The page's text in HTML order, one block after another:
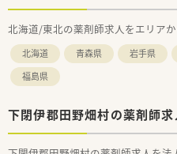
北海道/東北の薬剤師求人をエリアか
北海道 青森県 岩手県
福島県
下閉伊郡田野畑村の薬剤師